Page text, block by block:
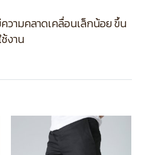
วามคลาดเคลื่อนเล็กน้อย ขึ้น
งาน